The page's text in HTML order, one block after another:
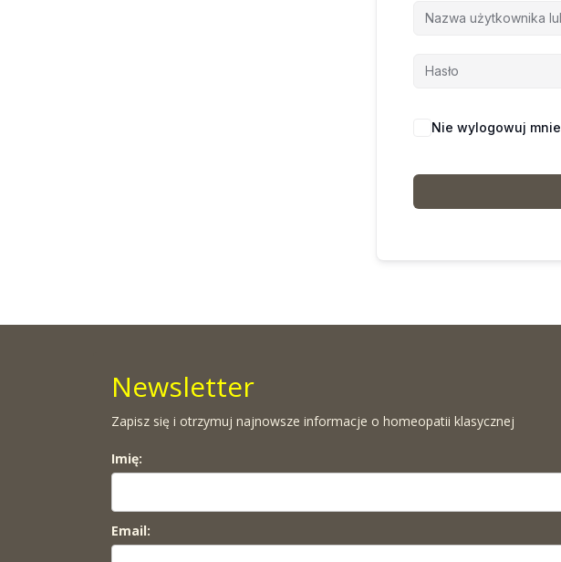
Nie wylogowuj mnie
Newsletter
Zapisz się i otrzymuj najnowsze informacje o homeopatii klasycznej
Imię:
Email: